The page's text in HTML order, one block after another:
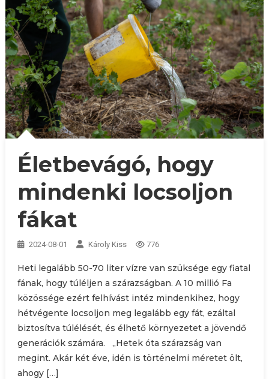
Életbevágó, hogy
mindenki locsoljon
fákat
2024-08-01 Károly Kiss 776
Heti legalább 50-70 liter vízre van szüksége egy fiatal
fának, hogy túléljen a szárazságban. A 10 millió Fa
közössége ezért felhívást intéz mindenkihez, hogy
hétvégente locsoljon meg legalább egy fát, ezáltal
biztosítva túlélését, és élhető környezetet a jövendő
generációk számára. „Hetek óta szárazság van
megint. Akár két éve, idén is történelmi méretet ölt,
ahogy […]